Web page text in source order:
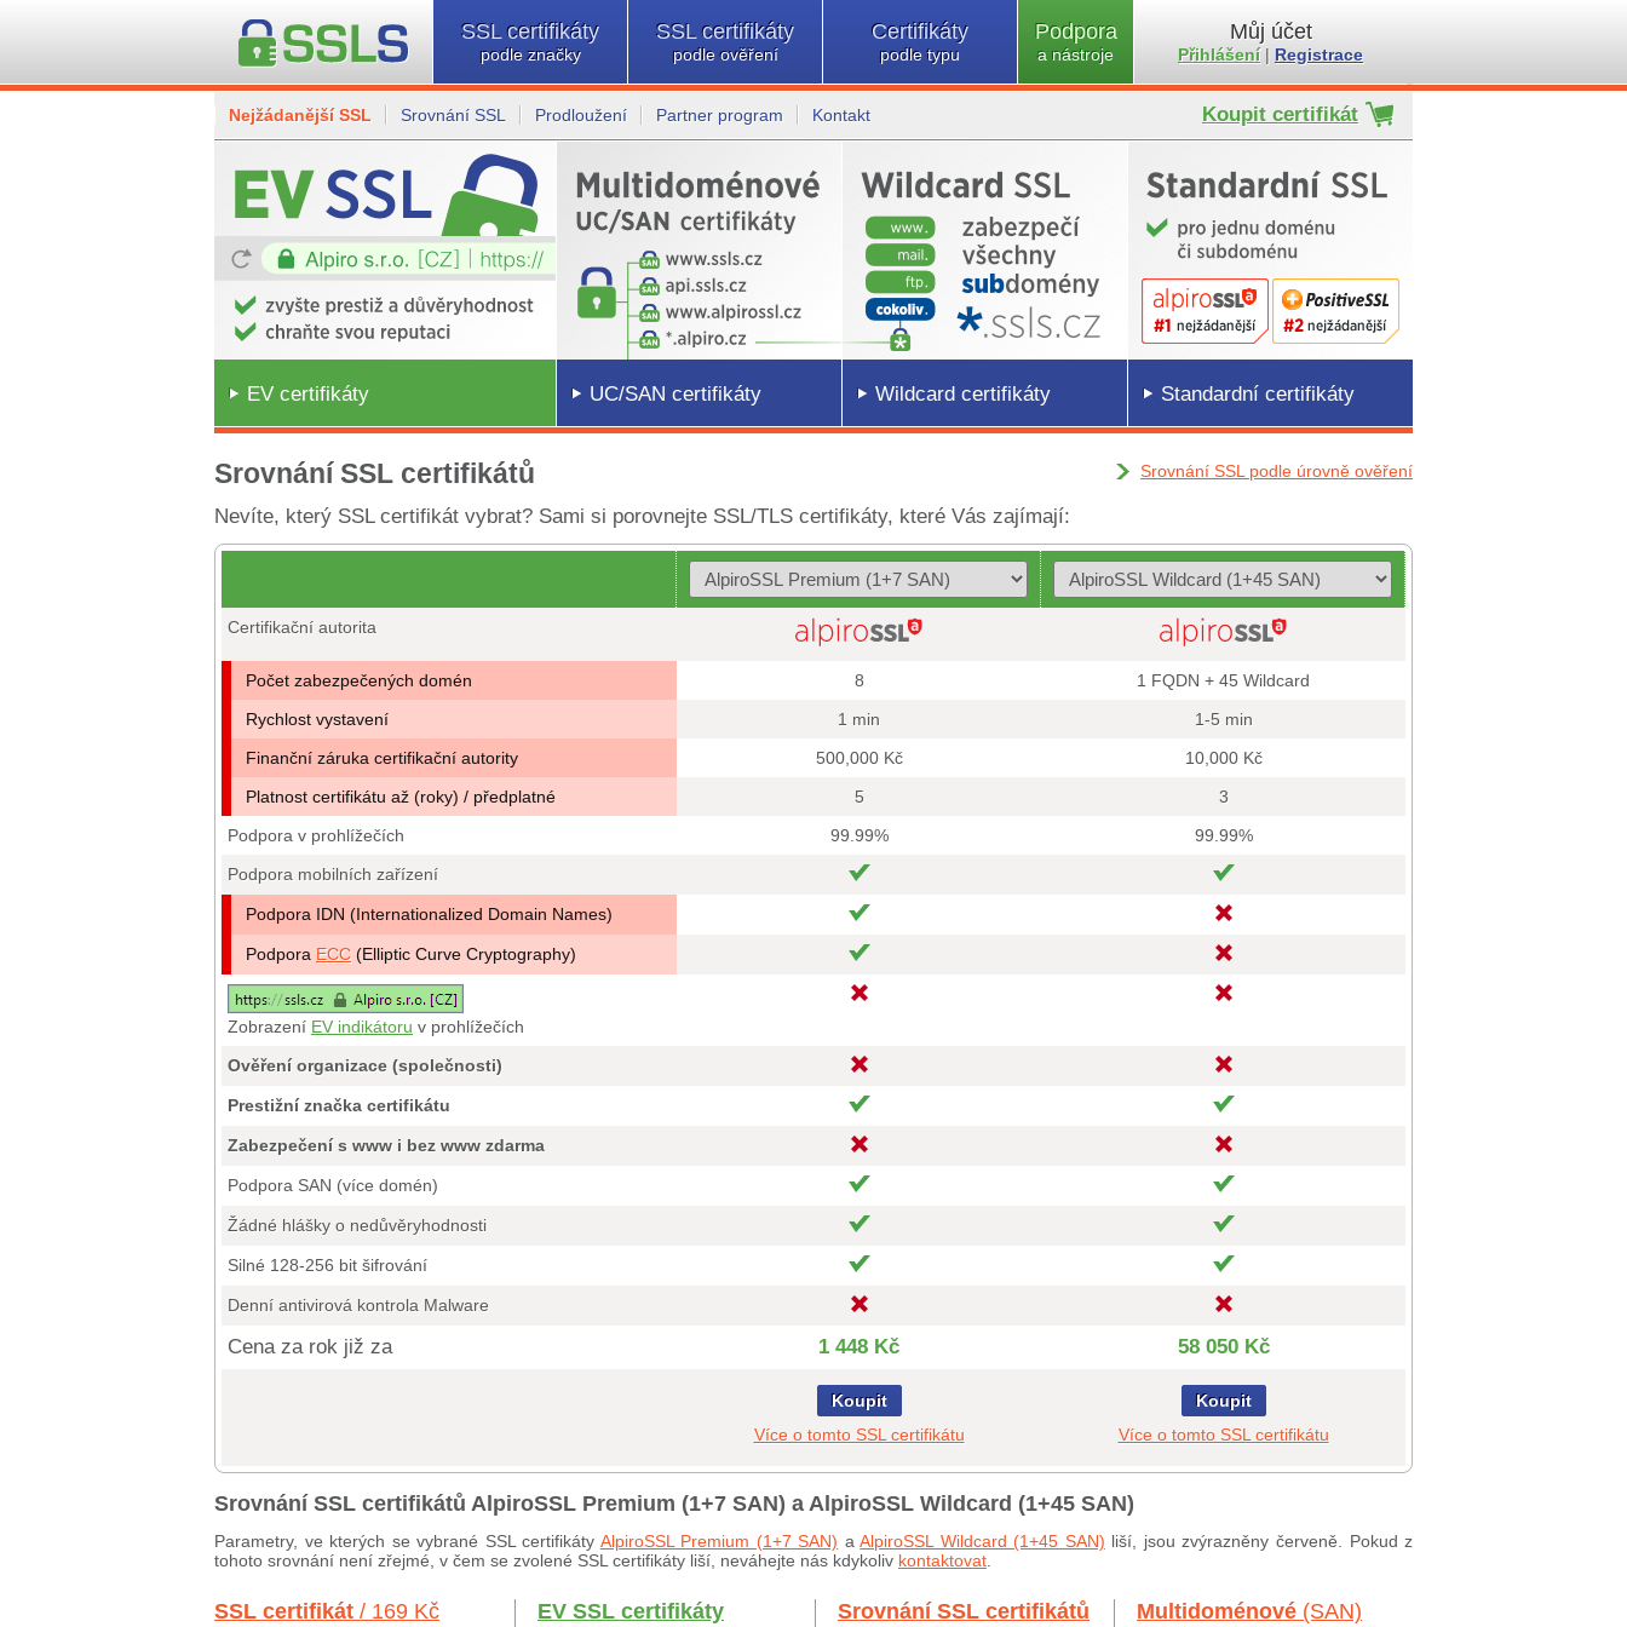
SSL certifikáty
podle značky
SSL certifikáty
podle ověření
Certifikáty
podle typu
Podpora
a nástroje
Můj účet
Přihlášení| Registrace
Nejžádanější SSL Srovnání SSL Prodloužení Partner program Kontakt Koupit certifikát
EV certifikáty UC/SAN certifikáty Wildcard certifikáty Standardní certifikáty
Srovnání SSL certifikátů Srovnání SSL podle úrovně ověření
Nevíte, který SSL certifikát vybrat? Sami si porovnejte SSL/TLS certifikáty, které Vás zajímají:
Certifikační autorita
Počet zabezpečených domén 8
1 FQDN + 45 Wildcard
Rychlost vystavení
1 min
1-5 min
Finanční záruka certifikační autority
500,000 Kč
10,000 Kč
Platnost certifikátu až (roky) / předplatné
5
3
Podpora v prohlížečích
99.99%
99.99%
Podpora mobilních zařízení
Podpora IDN (Internationalized Domain Names)
Podpora ECC (Elliptic Curve Cryptography)
Zobrazení EV indikátoru v prohlížečích
Ověření organizace (společnosti)
Prestižní značka certifikátu
Zabezpečení s www i bez www zdarma
Podpora SAN (více domén)
Žádné hlášky o nedůvěryhodnosti
Silné 128-256 bit šifrování
Denní antivirová kontrola Malware
Cena za rok již za 1 448 Kč 58 050 Kč
Koupit
Více o tomto SSL certifikátu
Koupit
Více o tomto SSL certifikátu
Srovnání SSL certifikátů AlpiroSSL Premium (1+7 SAN) a AlpiroSSL Wildcard (1+45 SAN)
Parametry, ve kterých se vybrané SSL certifikáty AlpiroSSL Premium (1+7 SAN) aAlpiroSSL Wildcard (1+45 SAN) liší, jsou zvýrazněny červeně. Pokud z
tohoto srovnání není zřejmé, v čem se zvolené SSL certifikáty liší, neváhejte nás kdykoliv kontaktovat
SSL certifikát / 169 Kč EV SSL certifikáty Srovnání SSL certifikátů Multidoménové (SAN)